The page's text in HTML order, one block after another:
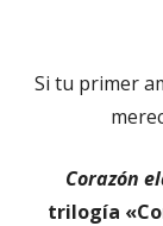
Si tu primer
Corazón
trilogía